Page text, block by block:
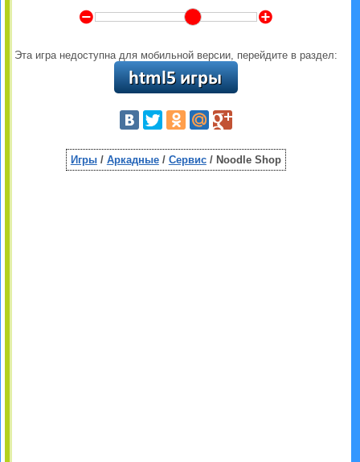
Y Z
Эта игра недоступна для мобильной версии, перейдите в раздел:
Игры/ Аркадные/ Сервис/ Noodle Shop